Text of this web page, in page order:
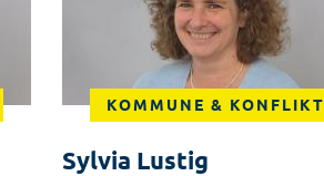
KOMMUNE & KONFLIKT
Sylvia Lustig